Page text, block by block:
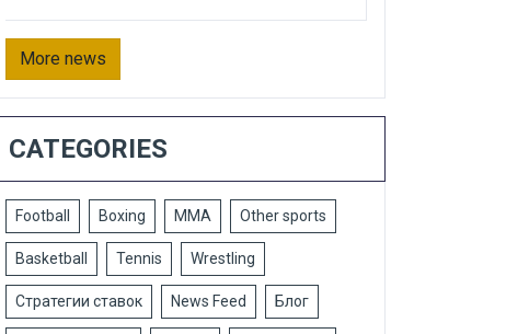
More news
CATEGORIES
Football Boxing MMA Other sports
Basketball Tennis Wrestling
Стратегии ставок News Feed Блог